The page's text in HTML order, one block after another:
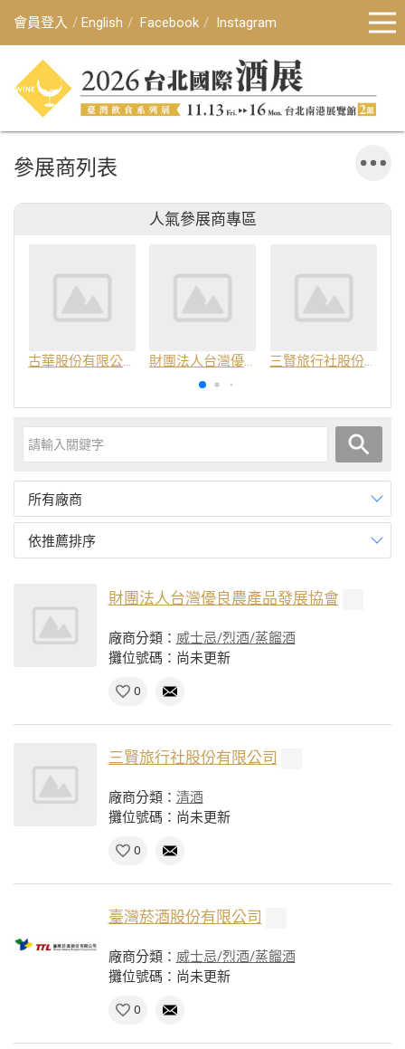
會員登入 English Facebook Instagram
參展商列表
人氣參展商專區
古華股份有限公司 財團法人台灣優良農產品發展協會 三賢旅行社股份有限公司
所有廠商
依推薦排序
財團法人台灣優良農產品發展協會
廠商分類： 威士忌/烈酒/蒸餾酒
攤位號碼：尚未更新
0
三賢旅行社股份有限公司
廠商分類： 清酒
攤位號碼：尚未更新
0
臺灣菸酒股份有限公司
廠商分類： 威士忌/烈酒/蒸餾酒
攤位號碼：尚未更新
0